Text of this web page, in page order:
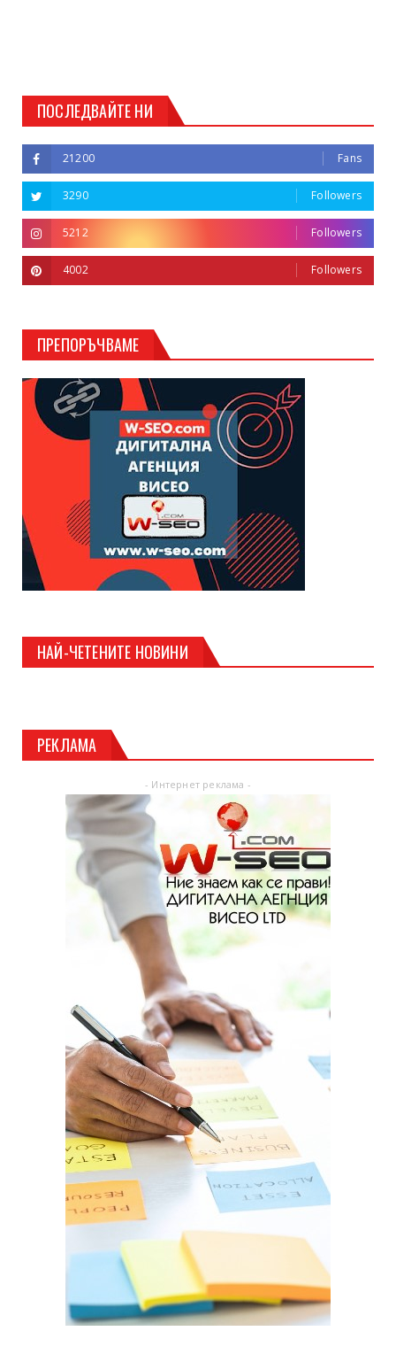
ПОСЛЕДВАЙТЕ НИ
21200 Fans
3290 Followers
5212 Followers
4002 Followers
ПРЕПОРЪЧВАМЕ
НАЙ-ЧЕТЕНИТЕ НОВИНИ
РЕКЛАМА
- Интернет реклама -